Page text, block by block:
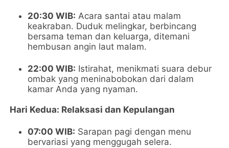
20:30 WIB: Acara santai atau malam
keakraban. Duduk melingkar, berbincang
bersama teman dan keluarga, ditemani
hembusan angin laut malam.
22:00 WIB: Istirahat, menikmati suara debur
ombak yang meninabobokan dari dalam
kamar Anda yang nyaman.
Hari Kedua: Relaksasi dan Kepulangan
07:00 WIB: Sarapan pagi dengan menu
bervariasi yang menggugah selera.